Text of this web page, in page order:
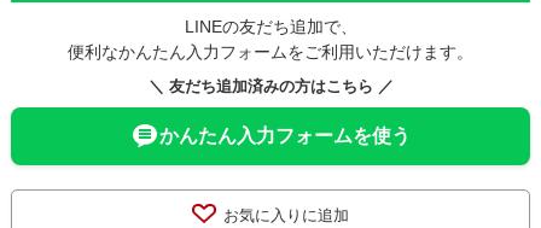
LINEの友だち追加で、
便利なかんたん入力フォームをご利用いただけます。
＼ 友だち追加済みの方はこちら ／
かんたん入力フォームを使う
お気に入りに追加